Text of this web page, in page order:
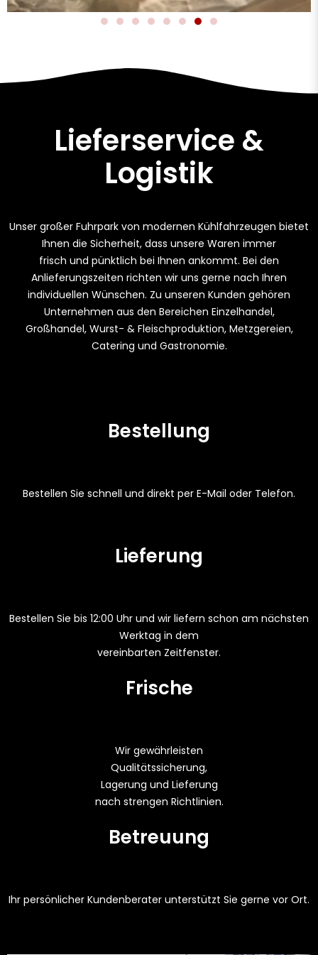
Lieferservice &
Logistik
Unser großer Fuhrpark von modernen Kühlfahrzeugen bietet
Ihnen die Sicherheit, dass unsere Waren immer
frisch und pünktlich bei Ihnen ankommt. Bei den
Anlieferungszeiten richten wir uns gerne nach Ihren
individuellen Wünschen. Zu unseren Kunden gehören
Unternehmen aus den Bereichen Einzelhandel,
Großhandel, Wurst- & Fleischproduktion, Metzgereien,
Catering und Gastronomie.
Bestellung
Bestellen Sie schnell und direkt per E-Mail oder Telefon.
Lieferung
Bestellen Sie bis 12:00 Uhr und wir liefern schon am nächsten
Werktag in dem
vereinbarten Zeitfenster.
Frische
Wir gewährleisten
Qualitätssicherung,
Lagerung und Lieferung
nach strengen Richtlinien.
Betreuung
Ihr persönlicher Kundenberater unterstützt Sie gerne vor Ort.